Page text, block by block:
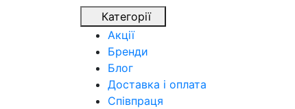
Категорії
Акції
Бренди
Блог
Доставка і оплата
Співпраця